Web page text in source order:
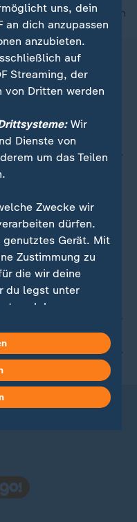
nach oben
uns, dein
an dich anzupassen
anzubieten.
auf
Streaming, der
von Dritten werden
Wir
Dienste von
um das Teilen
Zwecke wir
dürfen.
Gerät. Mit
Zustimmung zu
die wir deine
du legst unter
welchen
für die Zukunft
oder ändern.